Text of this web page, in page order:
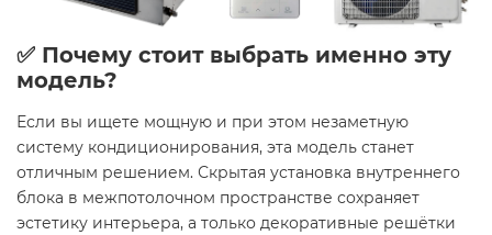
✅ Почему стоит выбрать именно эту
модель?
Если вы ищете мощную и при этом незаметную
систему кондиционирования, эта модель станет
отличным решением. Скрытая установка внутреннего
блока в межпотолочном пространстве сохраняет
эстетику интерьера, а только декоративные решётки